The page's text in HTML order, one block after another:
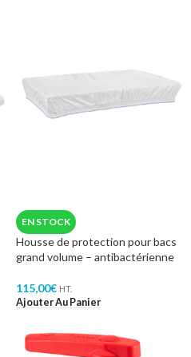
EN STOCK
Housse de protection pour bacs
grand volume – antibactérienne
115,00€ HT.
Ajouter Au Panier